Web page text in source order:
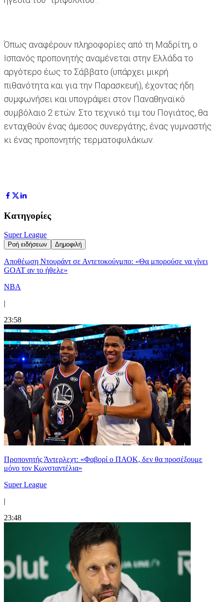
Όπως αναφέρουν πληροφορίες από τη Μαδρίτη, ο
Ισπανός προπονητής αναμένεται στην Ελλάδα το
αργότερο έως το Σάββατο (υπάρχει μικρή
πιθανότητα και για την Παρασκευή), έχοντας ήδη
συμφωνήσει και υπογράψει στον Παναθηναϊκό
συμβόλαιο 2 ετών. Στο τεχνικό τιμ του Πογιάτος, θα
ενταχθούν ένας άμεσος συνεργάτης, ένας γυμναστής
κι ένας προπονητής τερματοφυλάκων.
Κατηγορίες
Super League
Ροή ειδήσεων Δημοφιλή
Αποθέωση Ντουράντ σε Αντετοκούνμπο: «Θα μπορούσε να γίνει
GOAT αν το ήθελε»
NBA
|
23:58
Προπονητής Άντερλεχτ: «Φαβορί ο ΠΑΟΚ, δεν θα προσέξουμε
μόνο τον Κωνσταντέλια»
Super League
|
23:48